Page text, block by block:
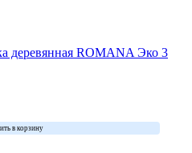
деревянная ROMANA Эко 3
в корзину